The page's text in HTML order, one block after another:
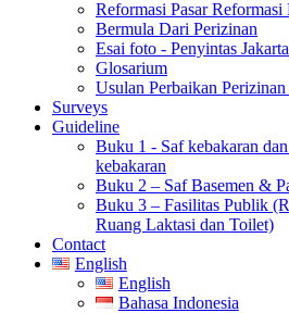
Reformasi Pasar Reformasi
Bermula Dari Perizinan
Esai foto - Penyintas Jakarta
Glosarium
Usulan Perbaikan
Surveys
Guideline
Buku 1 - Saf kebakaran
kebakaran
Buku 2 – Saf Basemen &
Buku 3 – Fasilitas Publik
Ruang Laktasi dan Toilet)
Contact
English
English
Bahasa Indonesia